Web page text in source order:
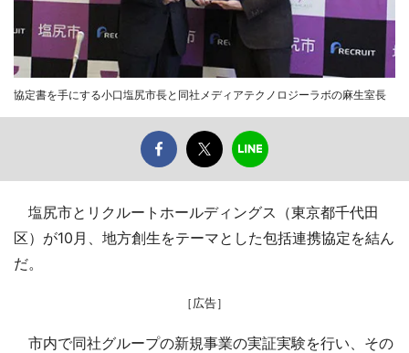
協定書を手にする小口塩尻市長と同社メディアテクノロジーラボの麻生室長
塩尻市とリクルートホールディングス（東京都千代田
区）が10月、地方創生をテーマとした包括連携協定を結ん
だ。
［広告］
市内で同社グループの新規事業の実証実験を行い、その